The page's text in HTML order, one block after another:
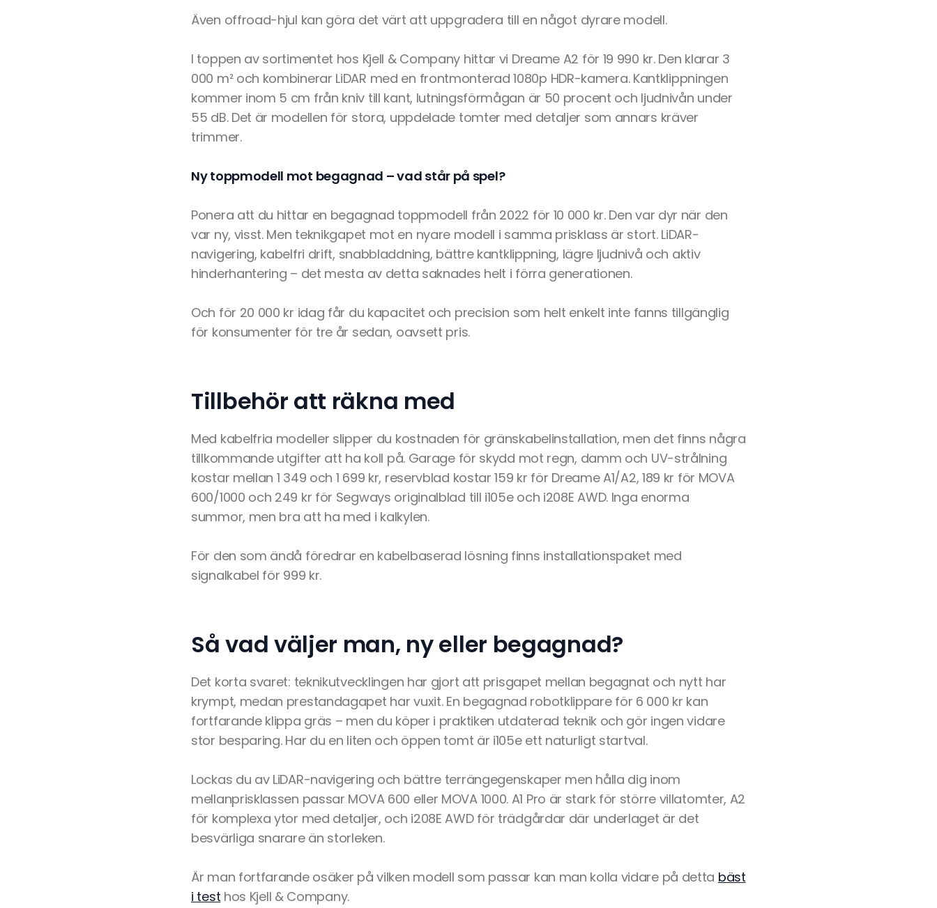
Även offroad-hjul kan göra det värt att uppgradera till en något dyrare modell.
I toppen av sortimentet hos Kjell & Company hittar vi Dreame A2 för 19 990 kr. Den klarar 3
000 m² och kombinerar LiDAR med en frontmonterad 1080p HDR-kamera. Kantklippningen
kommer inom 5 cm från kniv till kant, lutningsförmågan är 50 procent och ljudnivån under
55 dB. Det är modellen för stora, uppdelade tomter med detaljer som annars kräver
trimmer.
Ny toppmodell mot begagnad – vad står på spel?
Ponera att du hittar en begagnad toppmodell från 2022 för 10 000 kr. Den var dyr när den
var ny, visst. Men teknikgapet mot en nyare modell i samma prisklass är stort. LiDAR-
navigering, kabelfri drift, snabbladdning, bättre kantklippning, lägre ljudnivå och aktiv
hinderhantering – det mesta av detta saknades helt i förra generationen.
Och för 20 000 kr idag får du kapacitet och precision som helt enkelt inte fanns tillgänglig
för konsumenter för tre år sedan, oavsett pris.
Tillbehör att räkna med
Med kabelfria modeller slipper du kostnaden för gränskabelinstallation, men det finns några
tillkommande utgifter att ha koll på. Garage för skydd mot regn, damm och UV-strålning
kostar mellan 1 349 och 1 699 kr, reservblad kostar 159 kr för Dreame A1/A2, 189 kr för MOVA
600/1000 och 249 kr för Segways originalblad till i105e och i208E AWD. Inga enorma
summor, men bra att ha med i kalkylen.
För den som ändå föredrar en kabelbaserad lösning finns installationspaket med
signalkabel för 999 kr.
Så vad väljer man, ny eller begagnad?
Det korta svaret: teknikutvecklingen har gjort att prisgapet mellan begagnat och nytt har
krympt, medan prestandagapet har vuxit. En begagnad robotklippare för 6 000 kr kan
fortfarande klippa gräs – men du köper i praktiken utdaterad teknik och gör ingen vidare
stor besparing. Har du en liten och öppen tomt är i105e ett naturligt startval.
Lockas du av LiDAR-navigering och bättre terrängegenskaper men hålla dig inom
mellanprisklassen passar MOVA 600 eller MOVA 1000. A1 Pro är stark för större villatomter, A2
för komplexa ytor med detaljer, och i208E AWD för trädgårdar där underlaget är det
besvärliga snarare än storleken.
Är man fortfarande osäker på vilken modell som passar kan man kolla vidare på detta bäst
i test hos Kjell & Company.